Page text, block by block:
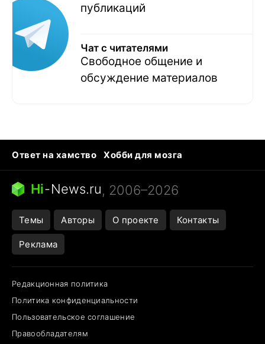
публикаций
Чат с читателями
Свободное общение и
обсуждение материалов
Ответ на хамство
Хобби для мозга
Бензин 100 и 95
Тунцы в океанариуме
Следующая пандемия
Hi-News.ru, 2006–2026
Темы Авторы О проекте Контакты
Реклама
Редакционная политика
Политика конфиденциальности
Пользовательское соглашение
Правообладателям